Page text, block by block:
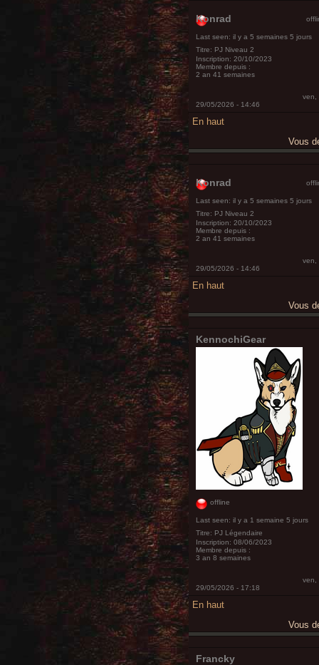
Konrad
Last seen: il y a 5 semaines 5 jours
Titre: PJ Niveau 2
Inscription: 20/10/2023
Membre depuis :
2 an 41 semaines
ven,
29/05/2026 - 14:46
En haut
Vous
Konrad
Last seen: il y a 5 semaines 5 jours
Titre: PJ Niveau 2
Inscription: 20/10/2023
Membre depuis :
2 an 41 semaines
ven,
29/05/2026 - 14:46
En haut
Vous
KennochiGear
offline
Last seen: il y a 1 semaine 5 jours
Titre: PJ Légendaire
Inscription: 08/06/2023
Membre depuis :
3 an 8 semaines
ven,
29/05/2026 - 17:18
En haut
Vous
Francky